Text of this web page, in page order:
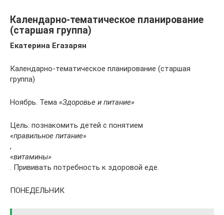
Календарно-тематическое планирование
(старшая группа)
Екатерина Егазарян
Календарно-тематическое планирование (старшая
группа)
Ноябрь. Тема «Здоровье и питание»
Цель: познакомить детей с понятием
«правильное питание»
,
«витамины»
. Прививать потребность к здоровой еде.
ПОНЕДЕЛЬНИК